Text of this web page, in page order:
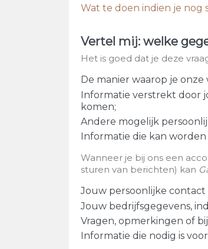
Wat te doen indien je nog
Vertel mij: welke
Het is goed dat je deze
De manier waarop je
Informatie verstrekt door
komen;
Andere mogelijk
Informatie die kan
Wanneer je bij ons een
sturen van berichten) kan
Jouw persoonlijke contact
Jouw bedrijfsgegevens,
Vragen, opmerkingen of
Informatie die nodig is